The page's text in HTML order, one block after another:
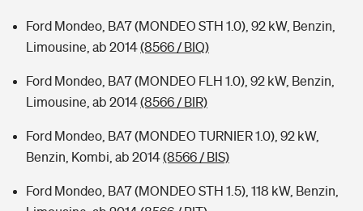
Ford Mondeo, BA7 (MONDEO STH 1.0), 92 kW, Benzin,
Limousine, ab 2014(8566 / BIQ)
Ford Mondeo, BA7 (MONDEO FLH 1.0), 92 kW, Benzin,
Limousine, ab 2014(8566 / BIR)
Ford Mondeo, BA7 (MONDEO TURNIER 1.0), 92 kW,
Benzin, Kombi, ab 2014(8566 / BIS)
Ford Mondeo, BA7 (MONDEO STH 1.5), 118 kW, Benzin,